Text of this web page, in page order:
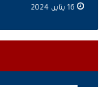
16 يناير، 2024